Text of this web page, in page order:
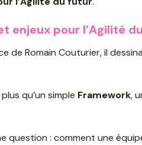
enjeux pour l’Agilité
Romain Couturier, il
qu’un simple Framework,
: comment une